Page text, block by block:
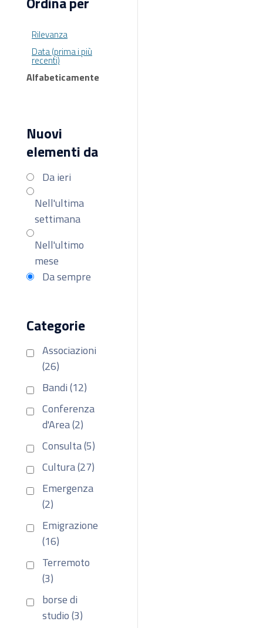
Rilevanza
Data (prima i più
recenti)
Alfabeticamente
Nuovi
elementi da
Da ieri
Nell'ultima
settimana
Nell'ultimo
mese
Da sempre
Categorie
Associazioni
(26)
Bandi (12)
Conferenza
d'Area (2)
Consulta (5)
Cultura (27)
Emergenza
(2)
Emigrazione
(16)
Terremoto
(3)
borse di
studio (3)